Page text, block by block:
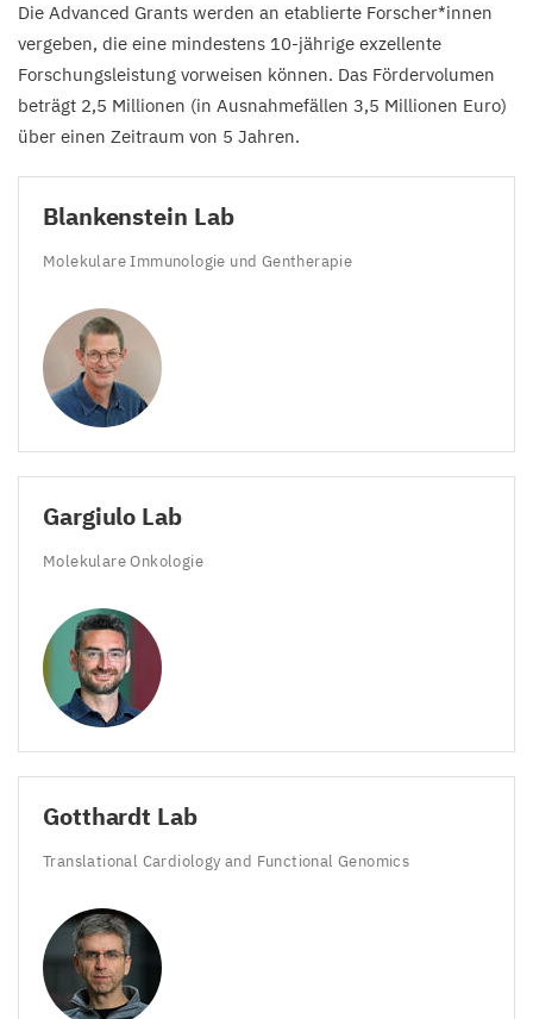
Die Advanced Grants werden an etablierte Forscher*innen
vergeben, die eine mindestens 10-jährige exzellente
Forschungsleistung vorweisen können. Das Fördervolumen
beträgt 2,5 Millionen (in Ausnahmefällen 3,5 Millionen Euro)
über einen Zeitraum von 5 Jahren.
Blankenstein Lab
Molekulare Immunologie und Gentherapie
Gargiulo Lab
Molekulare Onkologie
Gotthardt Lab
Translational Cardiology and Functional Genomics